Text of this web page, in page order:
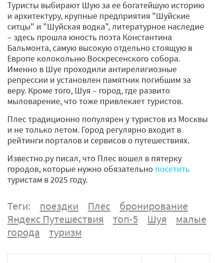
Туристы выбирают Шую за ее богатейшую историю
и архитектуру, крупные предприятия "Шуйские
ситцы" и "Шуйская водка", литературное наследие
– здесь прошла юность поэта Константина
Бальмонта, самую высокую отдельно стоящую в
Европе колокольню Воскресенского собора.
Именно в Шуе проходили антирелигиозные
репрессии и установлен памятник погибшим за
веру. Кроме того, Шуя – город, где развито
мыловарение, что тоже привлекает туристов.
Плес традиционно популярен у туристов из Москвы
и не только летом. Город регулярно входит в
рейтинги порталов и сервисов о путешествиях.
Известно.ру писал, что Плес вошел в пятерку
городов, которые нужно обязательно посетить
туристам в 2025 году.
Теги: поездки Плес
бронирование
Яндекс Путешествия
топ-5 Шуя
малые
города
туризм